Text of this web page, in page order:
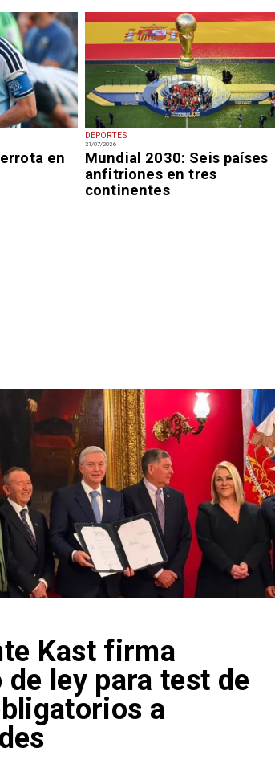
en
DEPORTES
21/07/2026
Mundial 2030: Seis países
anfitriones en tres
continentes
Kast firma
de ley para test de
a